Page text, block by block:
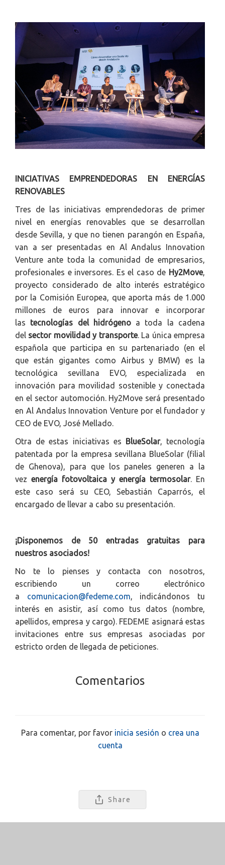
INICIATIVAS EMPRENDEDORAS EN ENERGÍAS
RENOVABLES
Tres de las iniciativas emprendedoras de primer
nivel en energías renovables que se desarrollan
desde Sevilla, y que no tienen parangón en España,
van a ser presentadas en Al Andalus Innovation
Venture ante toda la comunidad de empresarios,
profesionales e inversores. Es el caso de Hy2Move,
proyecto considerado de alto interés estratégico
por la Comisión Europea, que aporta más de 1.000
millones de euros para innovar e incorporar
las
tecnologías del hidrógenoa toda la cadena
del sector movilidad y transporte. La única empresa
española que participa en su partenariado (en el
que están gigantes como Airbus y BMW) es la
tecnológica sevillana EVO, especializada en
innovación para movilidad sostenible y conectada
en el sector automoción. Hy2Move será presentado
en Al Andalus Innovation Venture por el fundador y
CEO de EVO, José Mellado.
Otra de estas iniciativas es BlueSolar, tecnología
patentada por la empresa sevillana BlueSolar (filial
de Ghenova), para que los paneles generen a la
vez energía fotovoltaica y energía termosolar. En
este caso será su CEO, Sebastián Caparrós, el
encargado de llevar a cabo su presentación.
¡Disponemos de 50 entradas gratuitas para
nuestros asociados!
No te lo pienses y contacta con nosotros,
escribiendo un correo electrónico
a comunicacion@fedeme.com, indicándonos tu
interés en asistir, así como tus datos (nombre,
apellidos, empresa y cargo). FEDEME asignará estas
invitaciones entre sus empresas asociadas por
estricto orden de llegada de peticiones.
Comentarios
Para comentar, por favor inicia sesión o crea una
cuenta
Share